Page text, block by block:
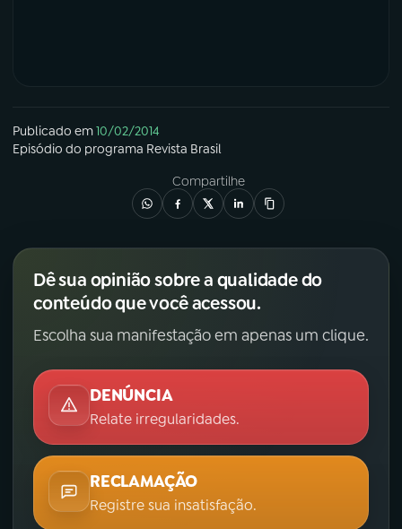
Publicado em10/02/2014
Episódio do programa Revista Brasil
Compartilhe
Dê sua opinião sobre a qualidade do
conteúdo que você acessou.
Escolha sua manifestação em apenas um clique.
DENÚNCIA
Relate irregularidades.
RECLAMAÇÃO
Registre sua insatisfação.